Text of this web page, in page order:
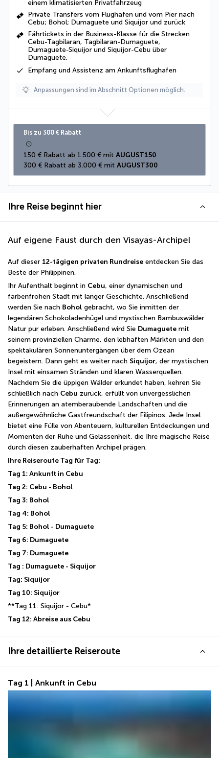
einem klimatisierten Privatfahrzeug
Private Transfers vom Flughafen und vom Pier nach
Cebu; Bohol; Dumaguete und Siquijor und zurück
Fährtickets in der Business-Klasse für die Strecken
Cebu-Tagbilaran, Tagbilaran-Dumaguete,
Dumaguete-Siquijor und Siquijor-Cebu über
Dumaguete.
Empfang und Assistenz am Ankunftsflughafen
Anpassungen sind im Abschnitt Optionen möglich.
Bis zu 300 € Rabatt
150 € Rabatt ab 1.500 € mit AUGUST150
300 € Rabatt ab 3.000 € mit AUGUST300
Ihre Reise beginnt hier
Auf eigene Faust durch den Visayas-Archipel
Auf dieser 12-tägigen privaten Rundreise entdecken Sie das
Beste der Philippinen.
Ihr Aufenthalt beginnt in Cebu, einer dynamischen und
farbenfrohen Stadt mit langer Geschichte. Anschließend
werden Sie nach Bohol gebracht, wo Sie inmitten der
legendären Schokoladenhügel und mystischen Bambuswälder
Natur pur erleben. Anschließend wird Sie Dumaguete mit
seinem provinziellen Charme, den lebhaften Märkten und den
spektakulären Sonnenuntergängen über dem Ozean
begeistern. Dann geht es weiter nach Siquijor, der mystischen
Insel mit einsamen Stränden und klaren Wasserquellen.
Nachdem Sie die üppigen Wälder erkundet haben, kehren Sie
schließlich nach Cebu zurück, erfüllt von unvergesslichen
Erinnerungen an atemberaubende Landschaften und die
außergewöhnliche Gastfreundschaft der Filipinos. Jede Insel
bietet eine Fülle von Abenteuern, kulturellen Entdeckungen und
Momenten der Ruhe und Gelassenheit, die Ihre magische Reise
durch diesen zauberhaften Archipel prägen.
Ihre Reiseroute Tag für Tag:
Tag 1: Ankunft in Cebu
Tag 2: Cebu - Bohol
Tag 3: Bohol
Tag 4: Bohol
Tag 5: Bohol - Dumaguete
Tag 6: Dumaguete
Tag 7: Dumaguete
Tag : Dumaguete - Siquijor
Tag: Siquijor
Tag 10: Siquijor
**Tag 11: Siquijor - Cebu*
Tag 12: Abreise aus Cebu
Ihre detaillierte Reiseroute
Tag 1 | Ankunft in Cebu